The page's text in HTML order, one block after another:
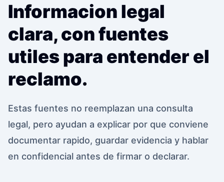
Informacion legal
clara, con fuentes
utiles para entender el
reclamo.
Estas fuentes no reemplazan una consulta
legal, pero ayudan a explicar por que conviene
documentar rapido, guardar evidencia y hablar
en confidencial antes de firmar o declarar.